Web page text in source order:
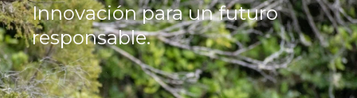
Innovación para un futuro
responsable.